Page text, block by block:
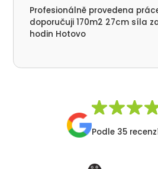
Profesionálně provedena
doporučuji 170m2 27cm síla za 5
hodin Hotovo
Podle 35